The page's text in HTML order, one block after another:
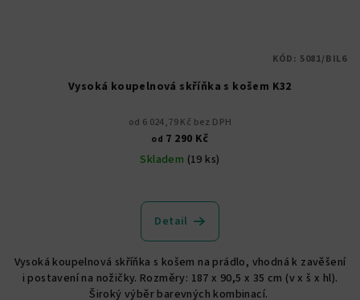
Vysoká koupelnová skříňka s košem K32
od 6 024,79 Kč bez DPH
od 7 290 Kč
Skladem (19 ks)
hodnocení
produktu
z
5
Detail
Vysoká koupelnová skříňka s košem na prádlo, vhodná k zavěšení
i postavení na nožičky. Rozměry: 187 x 90,5 x 35 cm (v x š x hl).
Široký výběr barevných kombinací.
KÓD: 5081/BIL6